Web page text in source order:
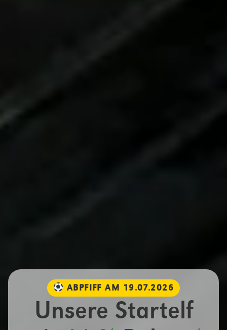
ABPFIFF AM 19.07.2026
Unsere Startelf